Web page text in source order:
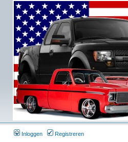
Inloggen Registreren